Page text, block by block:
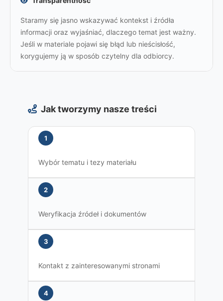
Staramy się jasno wskazywać kontekst i źródła
informacji oraz wyjaśniać, dlaczego temat jest ważny.
Jeśli w materiale pojawi się błąd lub nieścisłość,
korygujemy ją w sposób czytelny dla odbiorcy.
Jak tworzymy nasze treści
1
Wybór tematu i tezy materiału
2
Weryfikacja źródeł i dokumentów
3
Kontakt z zainteresowanymi stronami
4